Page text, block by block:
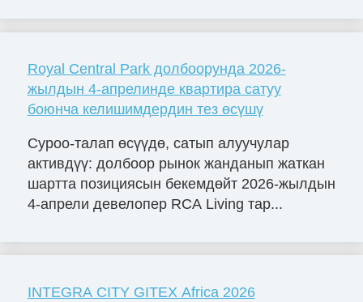
Royal Central Park долбоорунда 2026-
жылдын 4-апрелинде квартира сатуу
боюнча келишимдердин тез өсүшү
Суроо-талап өсүүдө, сатып алуучулар
активдүү: долбоор рынок жанданып жаткан
шартта позициясын бекемдөйт 2026-жылдын
4-апрели девелопер RCA Living тар...
INTEGRA CITY GITEX Africa 2026